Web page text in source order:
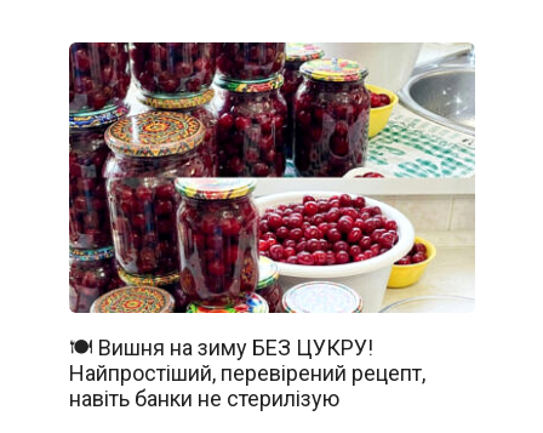
🍽️ Вишня на зиму БЕЗ ЦУКРУ!
Найпростіший, перевірений рецепт,
навіть банки не стерилізую